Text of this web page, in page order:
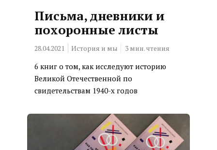
Письма, дневники и
похоронные листы
28.04.2021 История и мы 3 мин. чтения
6 книг о том, как исследуют историю
Великой Отечественной по
свидетельствам 1940-х годов